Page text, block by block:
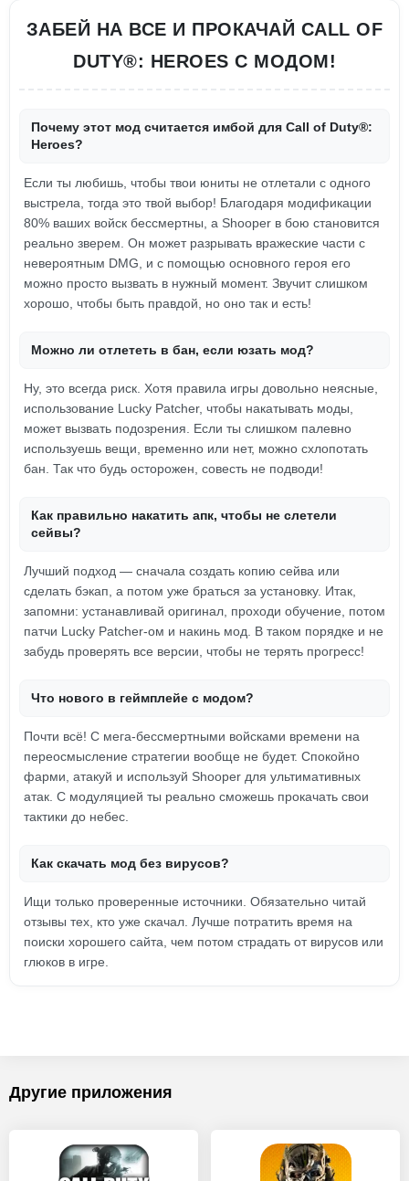
ЗАБЕЙ НА ВСЕ И ПРОКАЧАЙ CALL OF
DUTY®: HEROES С МОДОМ!
Почему этот мод считается имбой для Call of Duty®:
Heroes?
Если ты любишь, чтобы твои юниты не отлетали с одного
выстрела, тогда это твой выбор! Благодаря модификации
80% ваших войск бессмертны, а Shooper в бою становится
реально зверем. Он может разрывать вражеские части с
невероятным DMG, и с помощью основного героя его
можно просто вызвать в нужный момент. Звучит слишком
хорошо, чтобы быть правдой, но оно так и есть!
Можно ли отлететь в бан, если юзать мод?
Ну, это всегда риск. Хотя правила игры довольно неясные,
использование Lucky Patcher, чтобы накатывать моды,
может вызвать подозрения. Если ты слишком палевно
используешь вещи, временно или нет, можно схлопотать
бан. Так что будь осторожен, совесть не подводи!
Как правильно накатить апк, чтобы не слетели
сейвы?
Лучший подход — сначала создать копию сейва или
сделать бэкап, а потом уже браться за установку. Итак,
запомни: устанавливай оригинал, проходи обучение, потом
патчи Lucky Patcher-ом и накинь мод. В таком порядке и не
забудь проверять все версии, чтобы не терять прогресс!
Что нового в геймплейе с модом?
Почти всё! С мега-бессмертными войсками времени на
переосмысление стратегии вообще не будет. Спокойно
фарми, атакуй и используй Shooper для ультимативных
атак. С модуляцией ты реально сможешь прокачать свои
тактики до небес.
Как скачать мод без вирусов?
Ищи только проверенные источники. Обязательно читай
отзывы тех, кто уже скачал. Лучше потратить время на
поиски хорошего сайта, чем потом страдать от вирусов или
глюков в игре.
Другие приложения